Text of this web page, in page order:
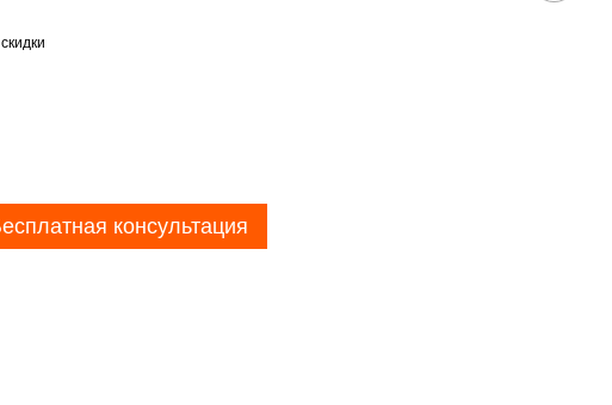
консультация